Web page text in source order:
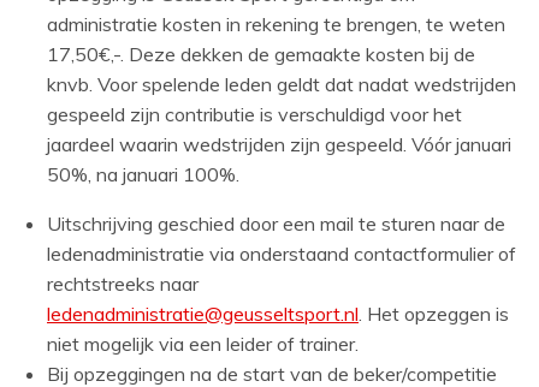
administratie kosten in rekening te brengen, te weten
17,50€,-. Deze dekken de gemaakte kosten bij de
knvb. Voor spelende leden geldt dat nadat wedstrijden
gespeeld zijn contributie is verschuldigd voor het
jaardeel waarin wedstrijden zijn gespeeld. Vóór januari
50%, na januari 100%.
Uitschrijving geschied door een mail te sturen naar de
ledenadministratie via onderstaand contactformulier of
rechtstreeks naar
ledenadministratie@geusseltsport.nl. Het opzeggen is
niet mogelijk via een leider of trainer.
Bij opzeggingen na de start van de beker/competitie